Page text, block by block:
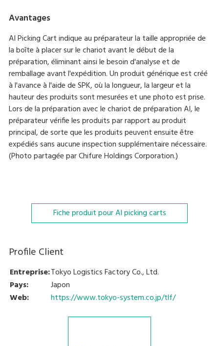
Avantages
AI Picking Cart indique au préparateur la taille appropriée de
la boîte à placer sur le chariot avant le début de la
préparation, éliminant ainsi le besoin d'analyse et de
remballage avant l'expédition. Un produit générique est créé
à l'avance à l'aide de SPK, où la longueur, la largeur et la
hauteur des produits sont mesurées et une photo est prise.
Lors de la préparation avec le chariot de préparation AI, le
préparateur vérifie les produits par rapport au produit
principal, de sorte que les produits peuvent ensuite être
expédiés sans aucune inspection supplémentaire nécessaire.
(Photo partagée par Chifure Holdings Corporation.)
Fiche produit pour AI picking carts
Profile Client
Entreprise:Tokyo Logistics Factory Co., Ltd.
Pays:
Japon
Web:
https://www.tokyo-system.co.jp/tlf/